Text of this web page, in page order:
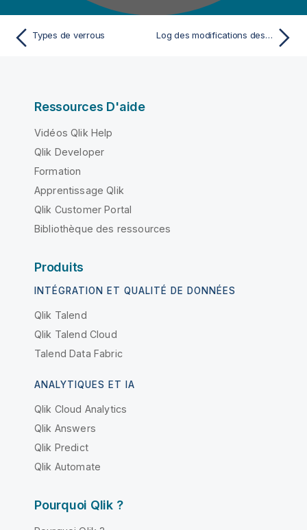
Types de verrous Log des modifications des éléments
Ressources D'aide
Vidéos Qlik Help
Qlik Developer
Formation
Apprentissage Qlik
Qlik Customer Portal
Bibliothèque des ressources
Produits
INTÉGRATION ET QUALITÉ DE DONNÉES
Qlik Talend
Qlik Talend Cloud
Talend Data Fabric
ANALYTIQUES ET IA
Qlik Cloud Analytics
Qlik Answers
Qlik Predict
Qlik Automate
Pourquoi Qlik ?